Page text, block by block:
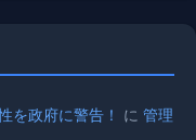
を政府に警告！ に 管理